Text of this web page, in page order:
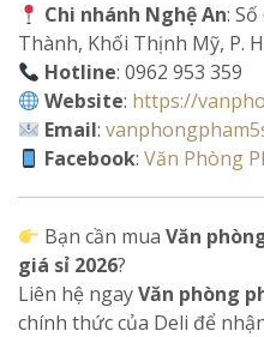
Chi nhánh Nghệ An:
Thành, Khối Thịnh Mỹ, P.
Hotline: 0962 953 359
Website: https://
Email:
Facebook:Văn Phòng
Bạn cần muaVăn
giá sỉ 2026?
Liên hệ ngayVăn phòng
chính thức của Deli để